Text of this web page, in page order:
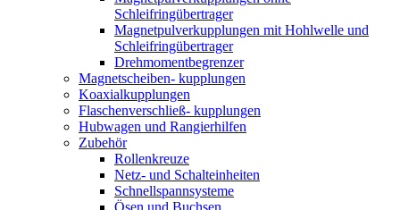
Schleifringübertrager
Magnetpulverkupplungen mit Hohlwelle und
Schleifringübertrager
Drehmomentbegrenzer
Magnetscheiben- kupplungen
Koaxialkupplungen
Flaschenverschließ- kupplungen
Hubwagen und Rangierhilfen
Zubehör
Rollenkreuze
Netz- und Schalteinheiten
Schnellspannsysteme